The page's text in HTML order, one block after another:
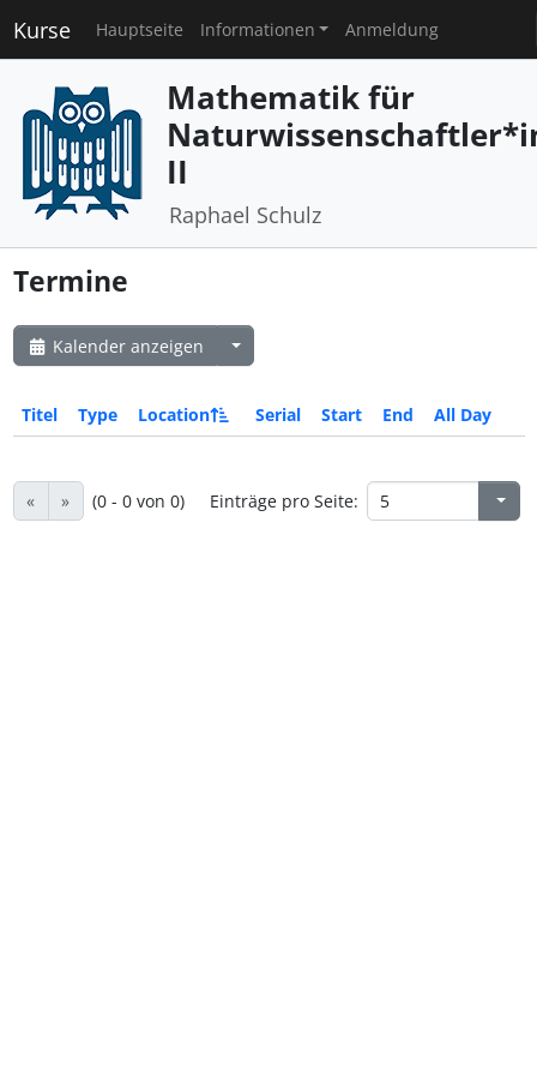
Kurse Hauptseite Informationen Anmeldung
Mathematik für
II
Raphael Schulz
Termine
Kalender anzeigen
Titel Type Location Serial Start End All Day
« » (0 - 0 von 0) Einträge pro Seite: